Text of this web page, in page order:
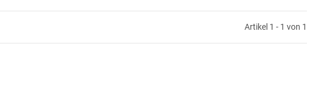
Artikel 1 - 1 von 1